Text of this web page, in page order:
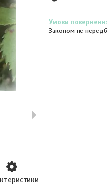
Законом не